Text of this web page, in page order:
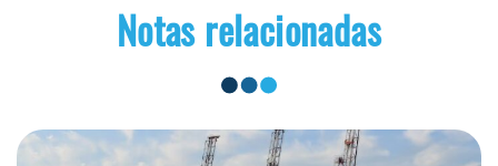
Notas relacionadas